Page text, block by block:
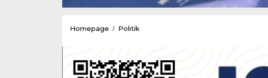
Homepage / PolitikPDIP
Ketua
DPRD